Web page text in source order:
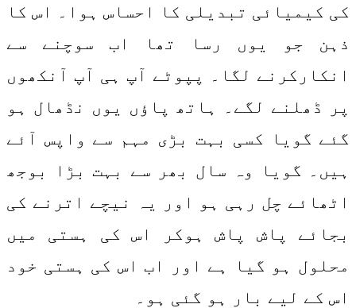
کی کیمیائی تبدیلی کا احساس ہوا۔ اس کا
ذہن جو یوں رسا تھا اب سوچنے سے
انکارکرنے لگا۔ پپوٹے آپ ہی آپ آنکھوں
پر ڈھلنے لگے۔ ہاتھ پاؤں یوں نڈھال ہو
گئے گویا کسی بہت بڑی مہم سے واپس آئے
ہیں۔ گویا وہ سال بھر سے بہت بڑا بوجھ
اٹھائے چل رہی ہو اور یہ نیچے اترنے کی
بجائے پاش پاش ہوکر اس کی ہستی میں
محلول ہو گیا ہے اور اب اس کی ہستی خود
اس کے لیے بار ہو گئی ہو۔